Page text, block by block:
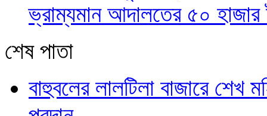
ভ্রাম্যমান আদালতের ৫০ হাজার
শেষ পাতা
বাহুবলের লালটিলা বাজারে